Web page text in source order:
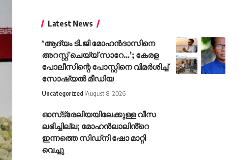
Latest News
‘ആദ്യം ടി.ജി മോഹന്‍ദാസിനെ
അറസ്റ്റ് ചെയ്യ് സാറേ…’; കേരള
പോലീസിന്റെ പോസ്റ്റിനെ വിമര്‍ശിച്ച്
സോഷ്യല്‍ മീഡിയ
Uncategorized August 8, 2026
ഓസ്‌ട്രേലിയയിലേക്കുള്ള വീസ
ലഭിച്ചില്ല; മോഹൻലാലിൻ്റെ
ഇന്നത്തെ സിഡ്നി ഷോ മാറ്റി
വെച്ചു